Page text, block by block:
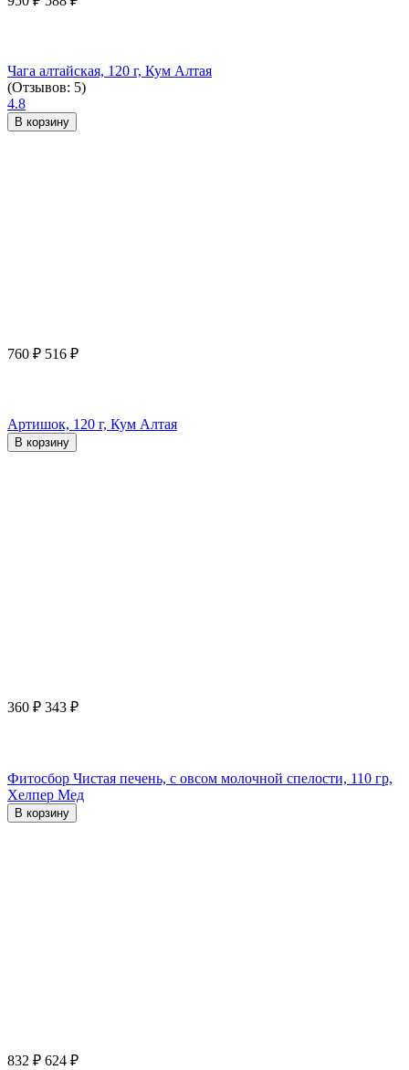
Чага алтайская, 120 г, Кум Алтая
(Отзывов: 5)
4.8
В корзину
760 ₽ 516 ₽
Артишок, 120 г, Кум Алтая
В корзину
360 ₽ 343 ₽
Фитосбор Чистая печень, с овсом молочной спелости, 110 гр,
Хелпер Мед
В корзину
832 ₽ 624 ₽